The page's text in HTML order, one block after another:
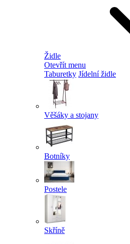
Židle
Otevřít menu
Taburetky Jídelní židle
Věšáky a stojany
Botníky
Postele
Skříně